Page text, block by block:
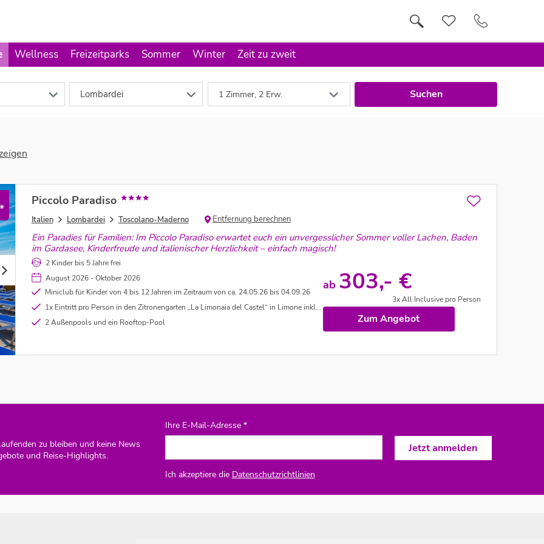
Wellness Freizeitparks Sommer Winter Zeit zu zweit
Lombardei 1 Zimmer, 2 Erw. Suchen
*
Piccolo Paradiso
Italien Lombardei Toscolano-Maderno Entfernung berechnen
Ein Paradies für Familien: Im Piccolo Paradiso erwartet euch ein unvergesslicher Sommer voller Lachen, Baden
im Gardasee, Kinderfreude und italienischer Herzlichkeit – einfach magisch!
2 Kinder bis 5 Jahre frei
August 2026 - Oktober 2026
Miniclub für Kinder von 4 bis 12 Jahren im Zeitraum von ca. 24.05.26 bis 04.09.26
1x Eintritt pro Person in den Zitronengarten „La Limonaia del Castel“ in Limone inklusive (ab 7 Nächten Aufenthalt)
2 Außenpools und ein Rooftop-Pool
ab 303,- €
3x All Inclusive pro Person
Zum Angebot
zu bleiben und keine News
und Reise-Highlights.
Ihre E-Mail-Adresse *
Ich akzeptiere die Datenschutzrichtlinien